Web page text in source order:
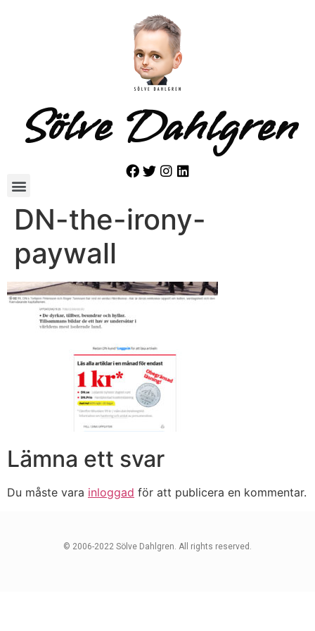
Sölve Dahlgren
DN-the-irony-
paywall
Lämna ett svar
Du måste vara inloggad för att publicera en kommentar.
© 2006-2022 Sölve Dahlgren. All rights reserved.